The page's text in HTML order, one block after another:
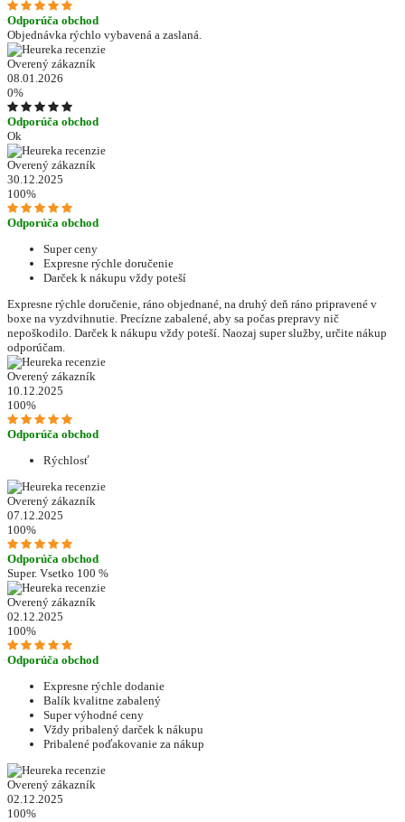
Odporúča obchod
Objednávka rýchlo vybavená a zaslaná.
Overený zákazník
08.01.2026
0%
Odporúča obchod
Ok
Overený zákazník
30.12.2025
100%
Odporúča obchod
Super ceny
Expresne rýchle doručenie
Darček k nákupu vždy poteší
Expresne rýchle doručenie, ráno objednané, na druhý deň ráno pripravené v
boxe na vyzdvihnutie. Precízne zabalené, aby sa počas prepravy nič
nepoškodilo. Darček k nákupu vždy poteší. Naozaj super služby, určite nákup
odporúčam.
Overený zákazník
10.12.2025
100%
Odporúča obchod
Rýchlosť
Overený zákazník
07.12.2025
100%
Odporúča obchod
Super. Vsetko 100 %
Overený zákazník
02.12.2025
100%
Odporúča obchod
Expresne rýchle dodanie
Balík kvalitne zabalený
Super výhodné ceny
Vždy pribalený darček k nákupu
Pribalené poďakovanie za nákup
Overený zákazník
02.12.2025
100%